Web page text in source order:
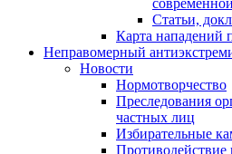
Статьи,
Карта нападений
Неправомерный
Новости
Нормотворчество
Преследования
частных лиц
Избирательные